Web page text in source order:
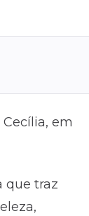
em
que traz